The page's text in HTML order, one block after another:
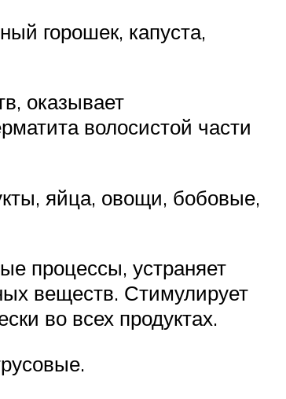
горошек, капуста,
оказывает
волосистой части
яйца, овощи, бобовые,
процессы, устраняет
веществ. Стимулирует
во всех продуктах.